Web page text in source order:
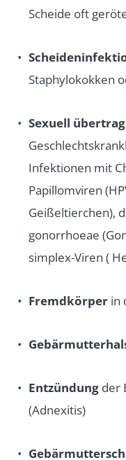
Scheide oft
Staphylokokken
Sexuell
Infektionen mit
Papillomviren
Geißeltierchen),
gonorrhoeae
simplex-Viren (
Fremdkörper in
Entzündung der
(Adnexitis)